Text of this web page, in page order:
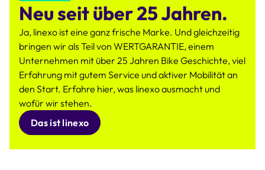
Neu seit über 25 Jahren.
Ja, linexo ist eine ganz frische Marke. Und gleichzeitig
bringen wir als Teil von WERTGARANTIE, einem
Unternehmen mit über 25 Jahren Bike Geschichte, viel
Erfahrung mit gutem Service und aktiver Mobilität an
den Start. Erfahre hier, was linexo ausmacht und
wofür wir stehen.
Das ist linexo